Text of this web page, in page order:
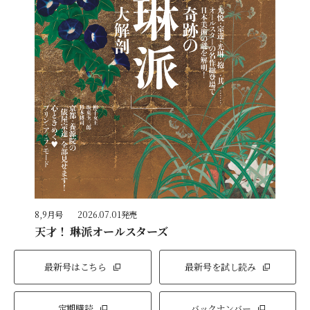
8,9月号 2026.07.01発売
天才！ 琳派オールスターズ
最新号はこちら 最新号を試し読み